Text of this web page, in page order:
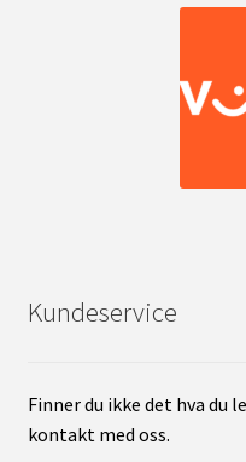
Kundeservice
Finner du ikke det hva du
kontakt med oss.